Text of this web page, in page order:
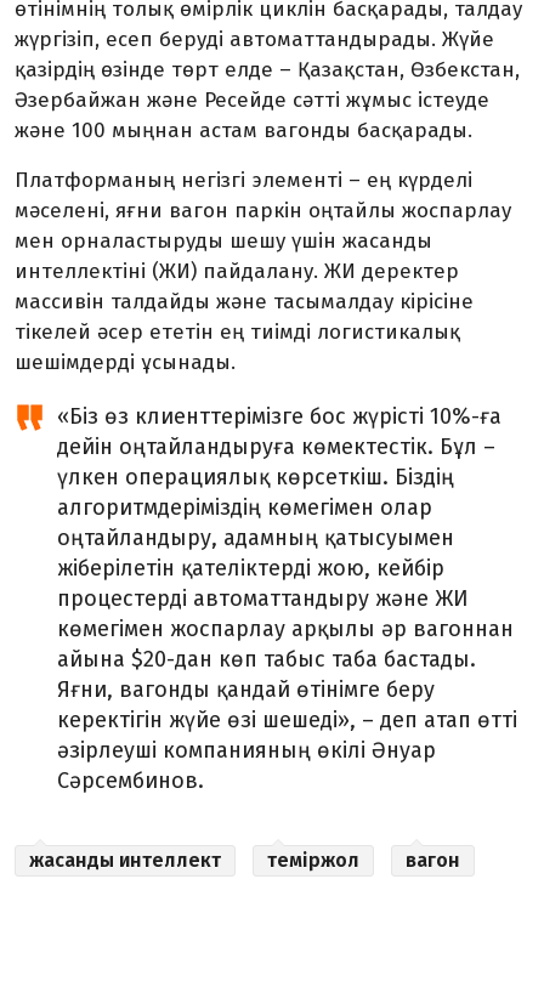
өтінімнің толық өмірлік циклін басқарады, талдау
жүргізіп, есеп беруді автоматтандырады. Жүйе
қазірдің өзінде төрт елде – Қазақстан, Өзбекстан,
Әзербайжан және Ресейде сәтті жұмыс істеуде
және 100 мыңнан астам вагонды басқарады.
Платформаның негізгі элементі – ең күрделі
мәселені, яғни вагон паркін оңтайлы жоспарлау
мен орналастыруды шешу үшін жасанды
интеллектіні (ЖИ) пайдалану. ЖИ деректер
массивін талдайды және тасымалдау кірісіне
тікелей әсер ететін ең тиімді логистикалық
шешімдерді ұсынады.
«Біз өз клиенттерімізге бос жүрісті 10%-ға
дейін оңтайландыруға көмектестік. Бұл –
үлкен операциялық көрсеткіш. Біздің
алгоритмдеріміздің көмегімен олар
оңтайландыру, адамның қатысуымен
жіберілетін қателіктерді жою, кейбір
процестерді автоматтандыру және ЖИ
көмегімен жоспарлау арқылы әр вагоннан
айына $20-дан көп табыс таба бастады.
Яғни, вагонды қандай өтінімге беру
керектігін жүйе өзі шешеді», – деп атап өтті
әзірлеуші компанияның өкілі Әнуар
Сәрсембинов.
жасанды интеллект теміржол вагон